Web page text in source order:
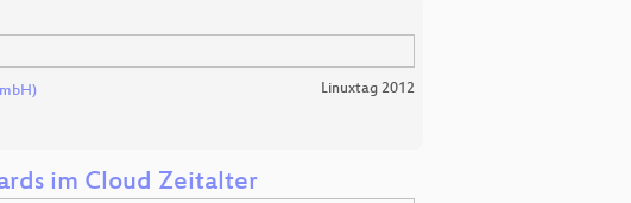
Linuxtag 2012
im Cloud Zeitalter